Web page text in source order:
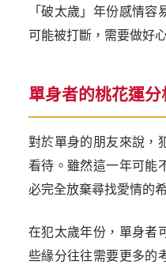
「破太歲」年份感情容
可能被打斷，需要做好
單身者的桃花運分
對於單身的朋友來說，
看待。雖然這一年可能
必完全放棄尋找愛情的
在犯太歲年份，單身者
些緣分往往需要更多的